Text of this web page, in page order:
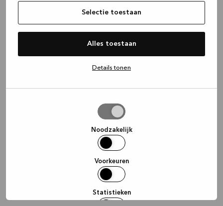
Selectie toestaan
Alles toestaan
Details tonen
Noodzakelijk
Voorkeuren
Statistieken